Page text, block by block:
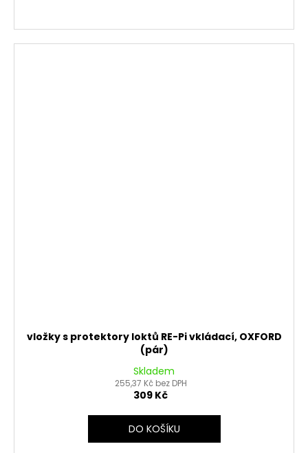
vložky s protektory loktů RE-Pi vkládací, OXFORD
(pár)
Skladem
255,37 Kč bez DPH
309 Kč
DO KOŠÍKU